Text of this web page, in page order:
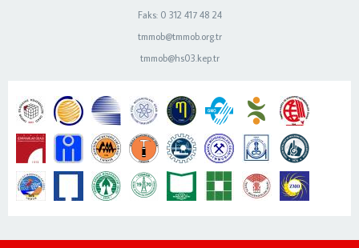
Faks: 0 312 417 48 24
tmmob@tmmob.org.tr
tmmob@hs03.kep.tr